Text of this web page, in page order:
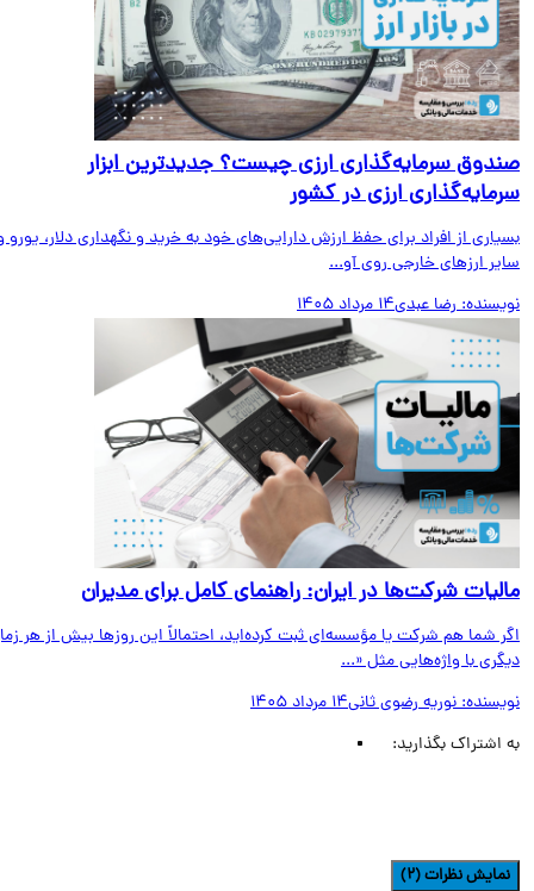
سرمایه‌گذاری ارزی چیست؟ جدیدترین ابزار
ارزی در کشور
از افراد برای حفظ ارزش دارایی‌های خود به خرید و نگهداری دلار، یورو و
ارزهای خارجی روی آو...
رضا عبدی14 مرداد 1405
شرکت‌ها در ایران: راهنمای کامل برای مدیران
شما هم شرکت یا مؤسسه‌ای ثبت کرده‌اید، احتمالاً این روزها بیش از هر زمان
با واژه‌هایی مثل «...
نوریه رضوی ثانی14 مرداد 1405
اشتراک بگذارید:
نظرات (2)